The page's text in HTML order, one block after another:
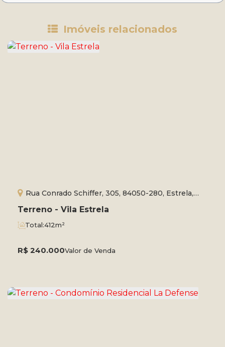
Imóveis relacionados
Terreno - Vila Estrela
R$ 240.000Valor de Venda
Rua Conrado Schiffer, 305, 84050-280, Estrela,
Ponta Grossa, Paraná, Brasil
Total:412m²